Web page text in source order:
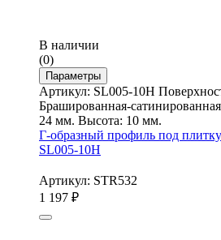
В наличии
(0)
Параметры
Артикул: SL005-10H
Брашированная-
24 мм. Высота: 10 мм.
Г-образный профиль под
SL005-10H
Артикул: STR532
1 197 ₽